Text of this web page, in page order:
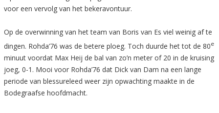
voor een vervolg van het bekeravontuur.
Op de overwinning van het team van Boris van Es viel weinig af te
dingen. Rohda’76 was de betere ploeg. Toch duurde het tot de 80e
minuut voordat Max Heij de bal van zo’n meter of 20 in de kruising
joeg, 0-1. Mooi voor Rohda’76 dat Dick van Dam na een lange
periode van blessureleed weer zijn opwachting maakte in de
Bodegraafse hoofdmacht.